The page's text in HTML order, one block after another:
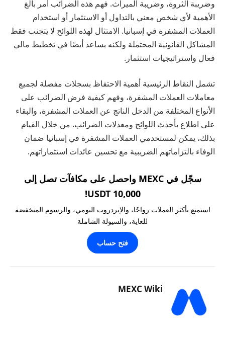
وضريبة الثروة، وضريبة الميراث. فهم هذه الضرائب أمر بالغ
الأهمية لأي شخص معني بالتداول أو الاستثمار أو استخدام
العملات المشفرة في إسبانيا. الامتثال لهذه اللوائح لا يتجنب فقط
المشاكل القانونية المحتملة ولكنه يساعد أيضًا في تخطيط مالي
فعال واستراتيجيات استثمار.
تشمل النقاط الرئيسية أهمية الاحتفاظ بسجلات مفصلة لجميع
معاملات العملات المشفرة، وفهم كيفية فرض الضرائب على
الأنواع المختلفة من الدخل الناتج عن العملات المشفرة، والبقاء
على اطلاع بأحدث اللوائح ومعدلات الضرائب. من خلال القيام
بذلك، يمكن لمستخدمي العملات المشفرة في إسبانيا ضمان
الوفاء بالتزاماتهم الضريبية مع تحسين عائدات استثماراتهم.
سجّل في MEXC واحصل على مكافآت تصل إلى
10,000 USDT!
استمتع بأكثر العملات رواجًا، والإيردروب اليومي، والرسوم المنخفضة
للغاية، والسيولة الشاملة
فتح حساب
MEXC Wiki